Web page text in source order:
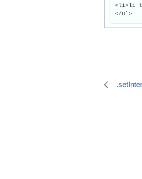
<li>li
</ul>